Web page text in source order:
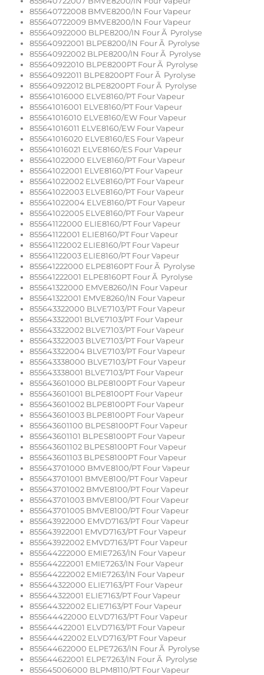
855640722008 BMVE8200/IN Four Vapeur
855640722009 BMVE8200/IN Four Vapeur
855640922000 BLPE8200/IN Four Ã Pyrolyse
855640922001 BLPE8200/IN Four Ã Pyrolyse
855640922002 BLPE8200/IN Four Ã Pyrolyse
855640922010 BLPE8200PT Four Ã Pyrolyse
855640922011 BLPE8200PT Four Ã Pyrolyse
855640922012 BLPE8200PT Four Ã Pyrolyse
855641016000 ELVE8160/PT Four Vapeur
855641016001 ELVE8160/PT Four Vapeur
855641016010 ELVE8160/EW Four Vapeur
855641016011 ELVE8160/EW Four Vapeur
855641016020 ELVE8160/ES Four Vapeur
855641016021 ELVE8160/ES Four Vapeur
855641022000 ELVE8160/PT Four Vapeur
855641022001 ELVE8160/PT Four Vapeur
855641022002 ELVE8160/PT Four Vapeur
855641022003 ELVE8160/PT Four Vapeur
855641022004 ELVE8160/PT Four Vapeur
855641022005 ELVE8160/PT Four Vapeur
855641122000 ELIE8160/PT Four Vapeur
855641122001 ELIE8160/PT Four Vapeur
855641122002 ELIE8160/PT Four Vapeur
855641122003 ELIE8160/PT Four Vapeur
855641222000 ELPE8160PT Four Ã Pyrolyse
855641222001 ELPE8160PT Four Ã Pyrolyse
855641322000 EMVE8260/IN Four Vapeur
855641322001 EMVE8260/IN Four Vapeur
855643322000 BLVE7103/PT Four Vapeur
855643322001 BLVE7103/PT Four Vapeur
855643322002 BLVE7103/PT Four Vapeur
855643322003 BLVE7103/PT Four Vapeur
855643322004 BLVE7103/PT Four Vapeur
855643338000 BLVE7103/PT Four Vapeur
855643338001 BLVE7103/PT Four Vapeur
855643601000 BLPE8100PT Four Vapeur
855643601001 BLPE8100PT Four Vapeur
855643601002 BLPE8100PT Four Vapeur
855643601003 BLPE8100PT Four Vapeur
855643601100 BLPES8100PT Four Vapeur
855643601101 BLPES8100PT Four Vapeur
855643601102 BLPES8100PT Four Vapeur
855643601103 BLPES8100PT Four Vapeur
855643701000 BMVE8100/PT Four Vapeur
855643701001 BMVE8100/PT Four Vapeur
855643701002 BMVE8100/PT Four Vapeur
855643701003 BMVE8100/PT Four Vapeur
855643701005 BMVE8100/PT Four Vapeur
855643922000 EMVD7163/PT Four Vapeur
855643922001 EMVD7163/PT Four Vapeur
855643922002 EMVD7163/PT Four Vapeur
855644222000 EMIE7263/IN Four Vapeur
855644222001 EMIE7263/IN Four Vapeur
855644222002 EMIE7263/IN Four Vapeur
855644322000 ELIE7163/PT Four Vapeur
855644322001 ELIE7163/PT Four Vapeur
855644322002 ELIE7163/PT Four Vapeur
855644422000 ELVD7163/PT Four Vapeur
855644422001 ELVD7163/PT Four Vapeur
855644422002 ELVD7163/PT Four Vapeur
855644622000 ELPE7263/IN Four Ã Pyrolyse
855644622001 ELPE7263/IN Four Ã Pyrolyse
855645006000 BLPM8110/PT Four Vapeur